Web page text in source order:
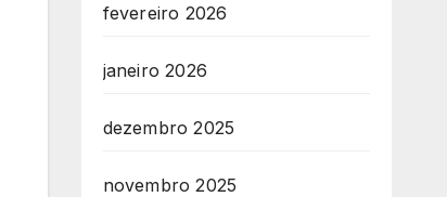
fevereiro 2026
janeiro 2026
dezembro 2025
novembro 2025